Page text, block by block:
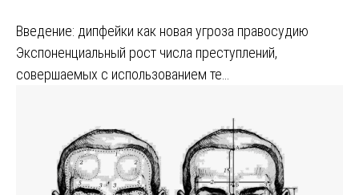
Введение: дипфейки как новая угроза правосудию
Экспоненциальный рост числа преступлений,
совершаемых с использованием те…